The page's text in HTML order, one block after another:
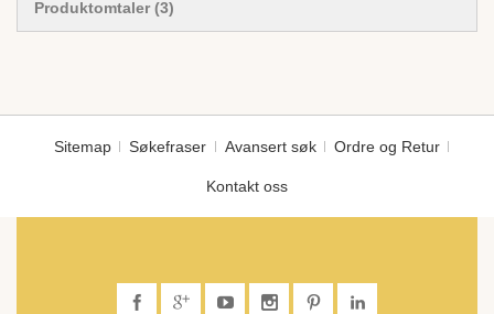
Produktomtaler 3
Sitemap Søkefraser Avansert søk Ordre og Retur
Kontakt oss